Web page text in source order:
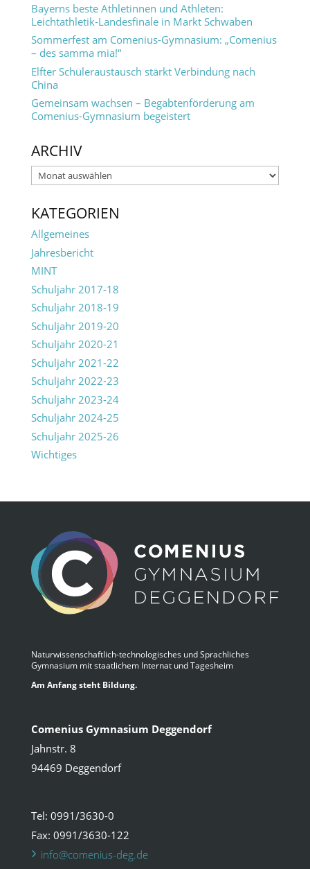
Bayerns beste Athletinnen und Athleten:
Leichtathletik-Landesfinale in Markt Schwaben
Sommerfest am Comenius-Gymnasium: „Comenius
– des samma mia!“
Elfter Schüleraustausch stärkt Verbindung nach
China
Gemeinsam wachsen – Begabtenförderung am
Comenius-Gymnasium begeistert
ARCHIV
Archiv
KATEGORIEN
Allgemeines
Jahresbericht
MINT
Schuljahr 2017-18
Schuljahr 2018-19
Schuljahr 2019-20
Schuljahr 2020-21
Schuljahr 2021-22
Schuljahr 2022-23
Schuljahr 2023-24
Schuljahr 2024-25
Schuljahr 2025-26
Wichtiges
Naturwissenschaftlich-technologisches und Sprachliches
Gymnasium mit staatlichem Internat und Tagesheim
Am Anfang steht Bildung.
Comenius Gymnasium Deggendorf
Jahnstr. 8
94469 Deggendorf
Tel: 0991/3630-0
Fax: 0991/3630-122
info@comenius-deg.de